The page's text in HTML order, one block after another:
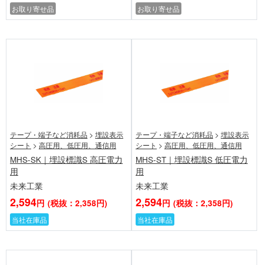
お取り寄せ品 お取り寄せ品
テープ・端子など消耗品 > 埋設表示
シート > 高圧用、低圧用、通信用
MHS-SK｜埋設標識S 高圧電力
用
未来工業
2,594円 (税抜：2,358円)
当社在庫品
テープ・端子など消耗品 > 埋設表示
シート > 高圧用、低圧用、通信用
MHS-ST｜埋設標識S 低圧電力
用
未来工業
2,594円 (税抜：2,358円)
当社在庫品